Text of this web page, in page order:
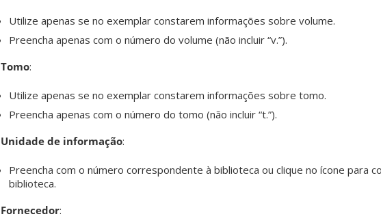
Utilize apenas se no exemplar constarem informações sobre volume.
Preencha apenas com o número do volume (não incluir “v.”).
Tomo:
Utilize apenas se no exemplar constarem informações sobre tomo.
Preencha apenas com o número do tomo (não incluir “t.”).
Unidade de informação:
Preencha com o número correspondente à biblioteca ou clique no ícone para
biblioteca.
Fornecedor: